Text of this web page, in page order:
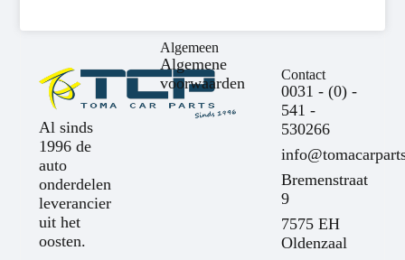
Al sinds
1996 de
auto
onderdelen
leverancier
uit het
oosten.
Algemeen
Algemene
voorwaarden
Contact
0031 - (0) -
541 -
530266
Bremenstraat
9
7575 EH
Oldenzaal